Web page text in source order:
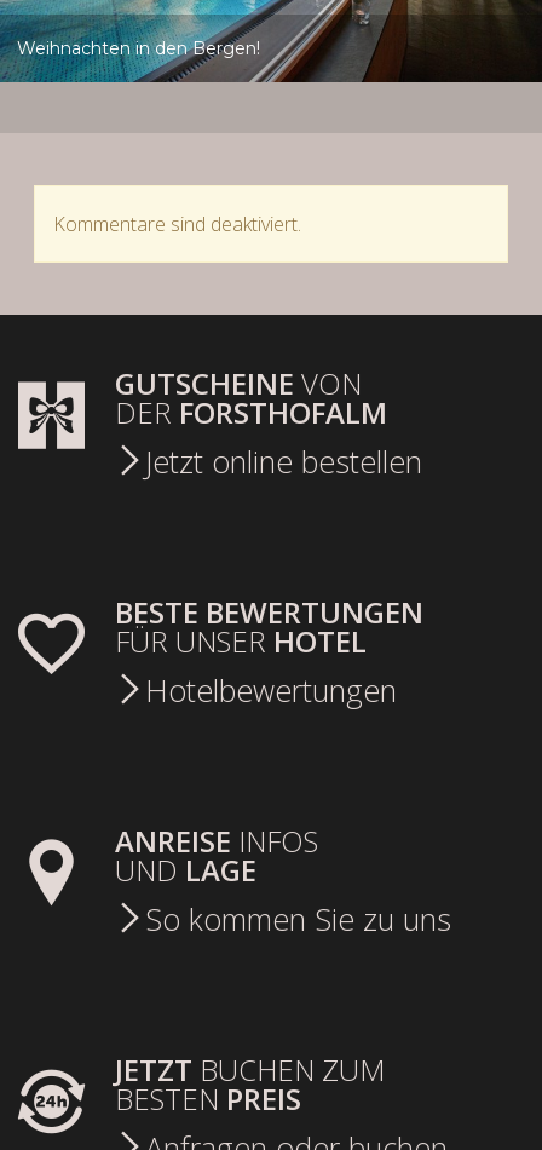
Weihnachten in den Bergen!
Kommentare sind deaktiviert.
GUTSCHEINE VON
DER FORSTHOFALM
Jetzt online bestellen
BESTE BEWERTUNGEN
FÜR UNSER HOTEL
Hotelbewertungen
ANREISE INFOS
UND LAGE
So kommen Sie zu uns
JETZT BUCHEN ZUM
BESTEN PREIS